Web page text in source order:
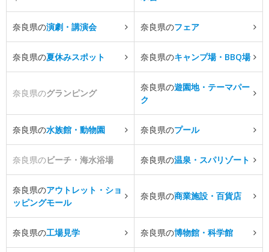
奈良県の演劇・講演会 奈良県のフェア
奈良県の夏休みスポット 奈良県のキャンプ場・BBQ場
奈良県のグランピング
奈良県の遊園地・テーマパー
ク
奈良県の水族館・動物園 奈良県のプール
奈良県のビーチ・海水浴場 奈良県の温泉・スパリゾート
奈良県のアウトレット・ショ
ッピングモール
奈良県の商業施設・百貨店
奈良県の工場見学 奈良県の博物館・科学館